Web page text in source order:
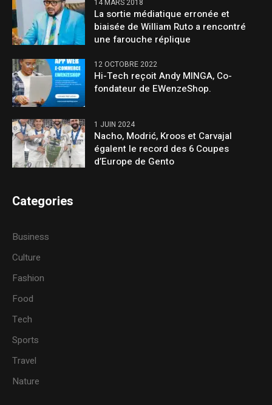
14 MARS 2018
La sortie médiatique erronée et
biaisée de William Ruto a rencontré
une farouche réplique
12 OCTOBRE 2022
Hi-Tech reçoit Andy MINGA, Co-
fondateur de EWenzeShop.
1 JUIN 2024
Nacho, Modrić, Kroos et Carvajal
égalent le record des 6 Coupes
d’Europe de Gento
Categories
Business
Culture
Fashion
Food
Tech
Sports
Travel
Nature